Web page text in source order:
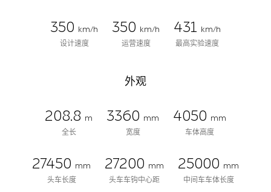
350 km/h
设计速度
350 km/h
运营速度
431 km/h
最高实验速度
外观
208.8 m
全长
3360 mm
宽度
4050 mm
车体高度
27450 mm
头车长度
27200 mm
头车车钩中心距
25000 mm
中间车车体长度